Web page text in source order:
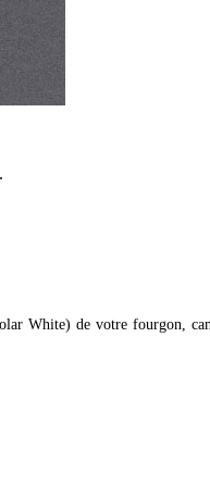
White) de votre fourgon,